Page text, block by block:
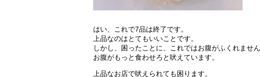
はい、これで7品は終了です。
上品なのはとてもいいことです。
しかし、困ったことに、これではお腹がふくれません
お腹がもっと食わせろと吠えています。
上品なお店で吠えられても困ります。